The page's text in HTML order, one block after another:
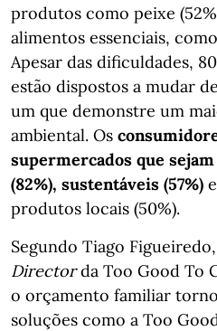
produtos como peixe
alimentos essenciais,
Apesar das dificuldades,
estão dispostos a mudar
um que demonstre um
ambiental. Os
supermercados que
(82%), sustentáveis (57%)
produtos locais (50%).
Segundo Tiago Figueiredo,
Directorda Too Good To
o orçamento familiar
soluções como a Too